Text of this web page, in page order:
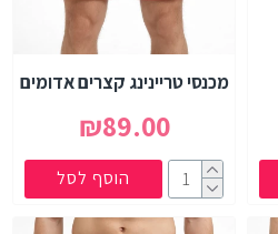
מכנסי טריינינג קצרים אדומים
₪89.00
הוסף לסל